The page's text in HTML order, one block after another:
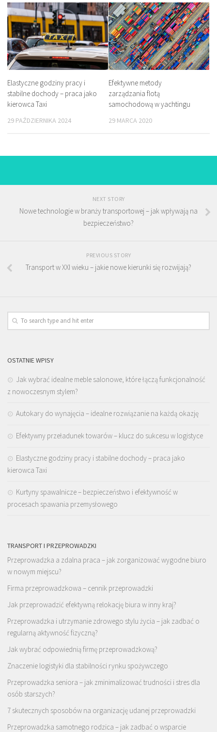
Elastyczne godziny pracy i
stabilne dochody – praca jako
kierowca Taxi
29 PAŹDZIERNIKA 2024
Efektywne metody
zarządzania flotą
samochodową w yachtingu
29 MARCA 2020
NEXT STORY
Nowe technologie w branży transportowej – jak wpływają na
bezpieczeństwo?
PREVIOUS STORY
Transport w XXI wieku – jakie nowe kierunki się rozwijają?
OSTATNIE WPISY
Jak wybrać idealne meble salonowe, które łączą funkcjonalność
z nowoczesnym stylem?
Autokary do wynajęcia – idealne rozwiązanie na każdą okazję
Efektywny przeładunek towarów – klucz do sukcesu w logistyce
Elastyczne godziny pracy i stabilne dochody – praca jako
kierowca Taxi
Kurtyny spawalnicze – bezpieczeństwo i efektywność w
procesach spawania przemysłowego
TRANSPORT I PRZEPROWADZKI
Przeprowadzka a zdalna praca – jak zorganizować wygodne biuro
w nowym miejscu?
Firma przeprowadzkowa – cennik przeprowadzki
Jak przeprowadzić efektywną relokację biura w inny kraj?
Przeprowadzka i utrzymanie zdrowego stylu życia – jak zadbać o
regularną aktywność fizyczną?
Jak wybrać odpowiednią firmę przeprowadzkową?
Znaczenie logistyki dla stabilności rynku spożywczego
Przeprowadzka seniora – jak zminimalizować trudności i stres dla
osób starszych?
7 skutecznych sposobów na organizację udanej przeprowadzki
Przeprowadzka samotnego rodzica – jak zadbać o wsparcie